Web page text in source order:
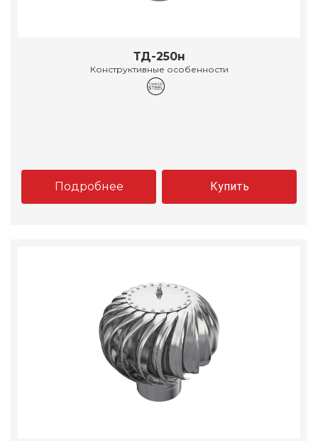
ТД-250н
Конструктивные особенности
Подробнее Купить